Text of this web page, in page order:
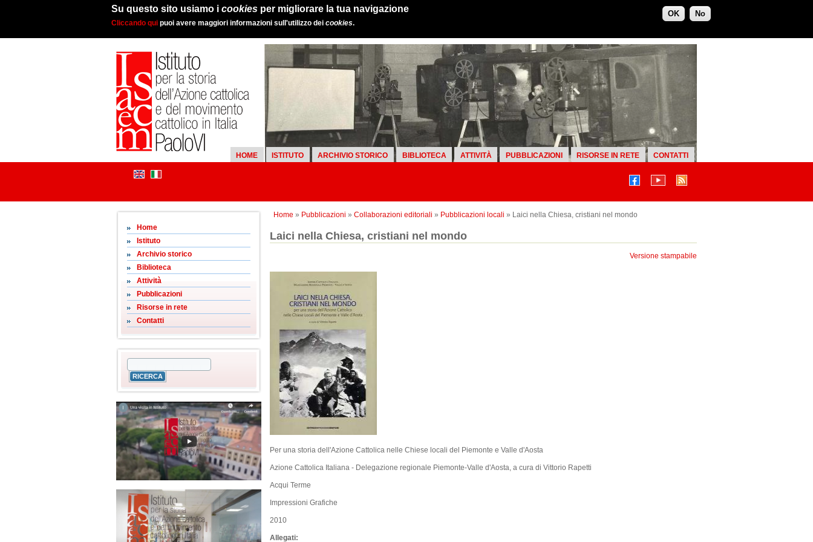
Su questo sito usiamo i cookies per migliorare la tua navigazione
Cliccando qui puoi avere maggiori informazioni sull'utilizzo dei cookies.
OK No
HOME ISTITUTO ARCHIVIO STORICO BIBLIOTECA ATTIVITÀ PUBBLICAZIONI RISORSE IN RETE CONTATTI
Home » Pubblicazioni » Collaborazioni editoriali » Pubblicazioni locali » Laici nella Chiesa, cristiani nel mondo
Home
Istituto
Archivio storico
Biblioteca
Attività
Pubblicazioni
Risorse in rete
Contatti
Laici nella Chiesa, cristiani nel mondo
Versione stampabile
Per una storia dell'Azione Cattolica nelle Chiese locali del Piemonte e Valle d'Aosta
Azione Cattolica Italiana - Delegazione regionale Piemonte-Valle d'Aosta, a cura di Vittorio Rapetti
Acqui Terme
Impressioni Grafiche
2010
Allegati: